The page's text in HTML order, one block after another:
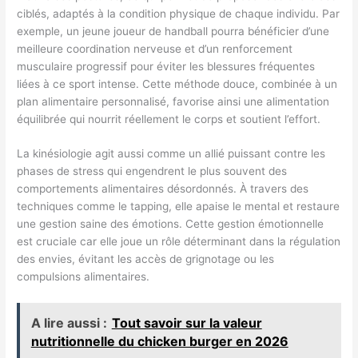
ciblés, adaptés à la condition physique de chaque individu. Par
exemple, un jeune joueur de handball pourra bénéficier d’une
meilleure coordination nerveuse et d’un renforcement
musculaire progressif pour éviter les blessures fréquentes
liées à ce sport intense. Cette méthode douce, combinée à un
plan alimentaire personnalisé, favorise ainsi une alimentation
équilibrée qui nourrit réellement le corps et soutient l’effort.
La kinésiologie agit aussi comme un allié puissant contre les
phases de stress qui engendrent le plus souvent des
comportements alimentaires désordonnés. À travers des
techniques comme le tapping, elle apaise le mental et restaure
une gestion saine des émotions. Cette gestion émotionnelle
est cruciale car elle joue un rôle déterminant dans la régulation
des envies, évitant les accès de grignotage ou les
compulsions alimentaires.
A lire aussi : Tout savoir sur la valeur
nutritionnelle du chicken burger en 2026